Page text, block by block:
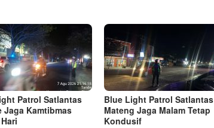
Patrol Satlantas
Jaga Kamtibmas
Blue Light Patrol Satlantas
Mateng Jaga Malam Tetap
Kondusif